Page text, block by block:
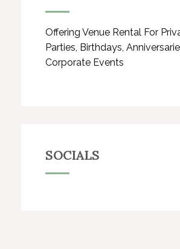
Offering Venue Rental For
Parties, Birthdays,
Corporate Events
SOCIALS